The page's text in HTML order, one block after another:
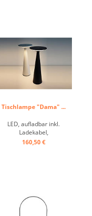
Tischlampe "Dama" ...
LED, aufladbar inkl.
Ladekabel,
Aluminium/Kunststoff, ca. 9
160,50 €